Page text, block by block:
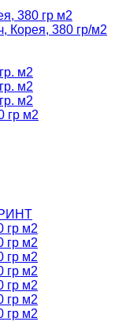
380 гр м2
Корея, 380 гр/м2
м2
м2
м2
гр м2
гр м2
гр м2
гр м2
гр м2
гр м2
гр м2
гр м2